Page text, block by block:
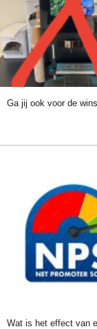
Ga jij ook voor de
Wat is het effect van